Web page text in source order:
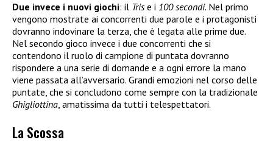
Due invece i nuovi giochi: il Trise i 100 secondi. Nel primo
vengono mostrate ai concorrenti due parole e i protagonisti
dovranno indovinare la terza, che è legata alle prime due.
Nel secondo gioco invece i due concorrenti che si
contendono il ruolo di campione di puntata dovranno
rispondere a una serie di domande e a ogni errore la mano
viene passata all’avversario. Grandi emozioni nel corso delle
puntate, che si concludono come sempre con la tradizionale
Ghigliottina, amatissima da tutti i telespettatori.
La Scossa